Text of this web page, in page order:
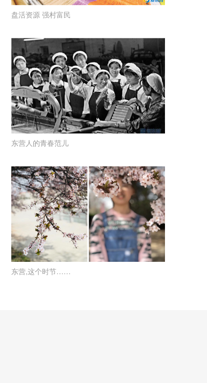
盘活资源 强村富民
东营人的青春范儿
东营,这个时节……